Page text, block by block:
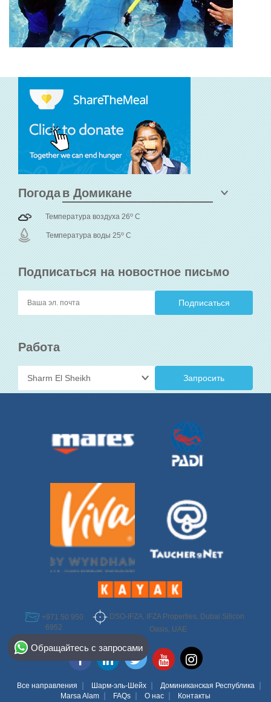
Подписаться на новостное письмо
Работа
Запросить
Погода
Температура воздуха 26o C
Температура воды 25o C
+971 50 950
6952
DSO-IFZA, IFZA Properties, Dubai Silicon
Oasis, UAE
Все направления Шарм-эль-Шейх
Доминиканская Республика
Marsa Alam
FAQs О нас Контакты
Обращайтесь с запросами
Select Destination
Egypt
Bahamas